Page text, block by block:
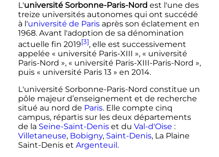
L'université Sorbonne-Paris-Nord est l'une des
treize universités autonomes qui ont succédé
à l'université de Parisaprès son éclatement en
1968. Avant l'adoption de sa dénomination
actuelle fin 2019[3], elle est successivement
appelée « université Paris-XIII », « université
Paris-Nord », « université Paris-XIII-Paris-Nord »,
puis « université Paris 13 » en 2014.
L'université Sorbonne-Paris-Nord constitue un
pôle majeur d’enseignement et de recherche
situé au nord de Paris. Elle compte cinq
campus, répartis sur les deux départements
de la Seine-Saint-Deniset du Val-d'Oise :
Villetaneuse, Bobigny, Saint-Denis, La Plaine
Saint-Denis et Argenteuil .